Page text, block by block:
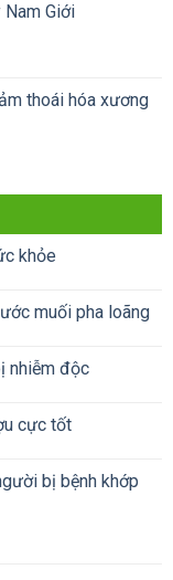
Nam Giới
thoái hóa xương
khỏe
muối pha loãng
nhiễm độc
cực tốt
bị bệnh khớp